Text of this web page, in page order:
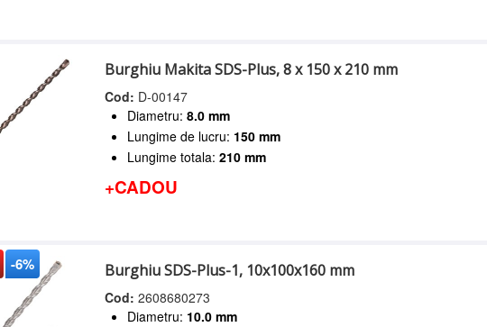
Burghiu Makita SDS-Plus, 8 x 150 x 210 mm
Cod: D-00147
Diametru:8.0 mm
Lungime de lucru: 150 mm
Lungime totala:210 mm
+CADOU
-6% Burghiu SDS-Plus-1, 10x100x160 mm
Cod:2608680273
Diametru: 10.0 mm